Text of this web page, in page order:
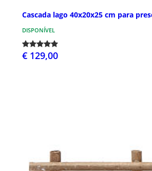
Cascada lago 40x20x25 cm para
DISPONÍVEL
€ 129,00